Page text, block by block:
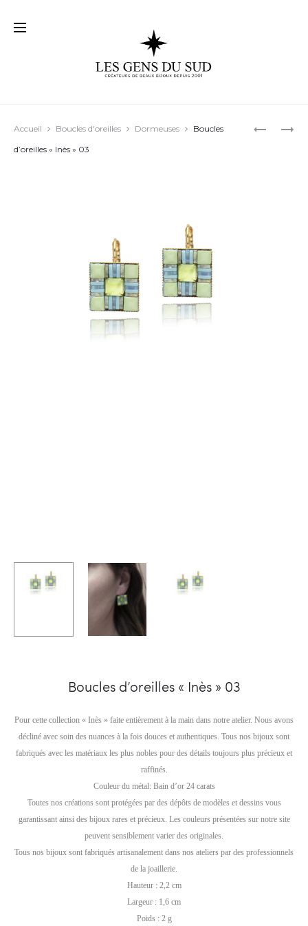
BOUCLES
Accueil Boucles d'oreilles Dormeuses
Boucles
d’oreilles « Inès » 03
Boucles d’oreilles « Inès » 03
Pour cette collection « Inès » faite entièrement à la main dans notre atelier. Nous avons
décliné avec soin des nuances à la fois douces et authentiques. Tous nos bijoux sont
fabriqués avec les matériaux les plus nobles pour des détails toujours plus précieux et
raffinés.
Couleur du métal: Bain d’or 24 carats
Toutes nos créations sont protégées par des dépôts de modèles et dessins vous
garantissant ainsi des bijoux rares et précieux. Les couleurs présentées sur notre site
peuvent sensiblement varier des originales.
Tous nos bijoux sont fabriqués artisanalement dans nos ateliers par des professionnels
de la joaillerie.
Hauteur : 2,2 cm
Largeur : 1,6 cm
Poids : 2 g